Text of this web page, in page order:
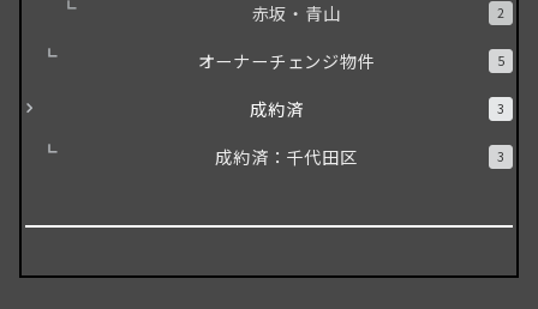
赤坂・青山 2
オーナーチェンジ物件 5
成約済 3
成約済：千代田区 3